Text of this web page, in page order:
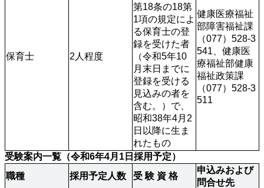
保育士 2人程度
第18条の18第
1項の規定によ
る保育士の登
録を受けた者
（令和5年10
月末日までに
登録を受ける
見込みの者を
含む。）で、
昭和38年4月2
日以降に生ま
れたもの
健康医療福祉
部障害福祉課
（077）528-3
541、健康医
療福祉部健康
福祉政策課
（077）528-3
511
受験案内一覧（令和6年4月1日採用予定）
職種
採用予定人数 受 験 資 格
申込みおよび
問合せ先